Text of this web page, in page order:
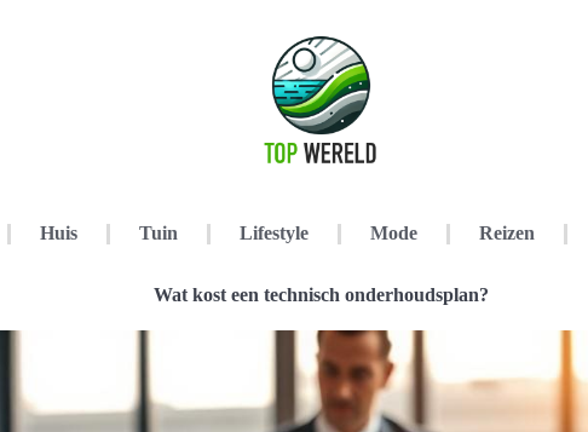
Huis Tuin Lifestyle Mode Reizen
Wat kost een technisch onderhoudsplan?